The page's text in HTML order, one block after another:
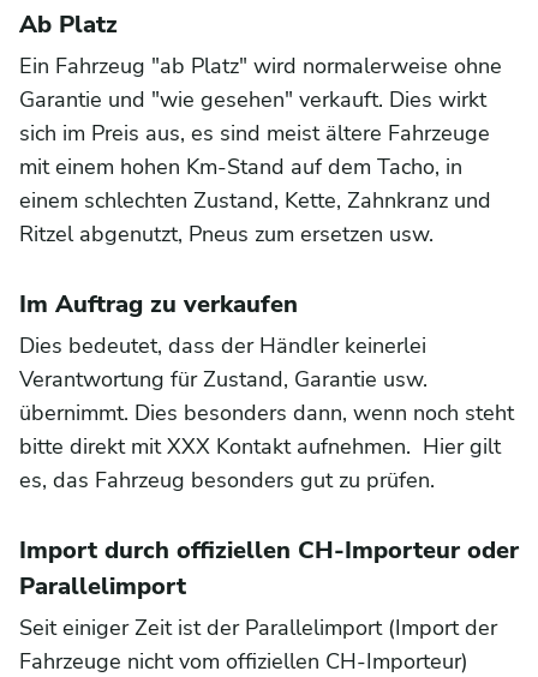
Ab Platz
Ein Fahrzeug "ab Platz" wird normalerweise ohne
Garantie und "wie gesehen" verkauft. Dies wirkt
sich im Preis aus, es sind meist ältere Fahrzeuge
mit einem hohen Km-Stand auf dem Tacho, in
einem schlechten Zustand, Kette, Zahnkranz und
Ritzel abgenutzt, Pneus zum ersetzen usw.
Im Auftrag zu verkaufen
Dies bedeutet, dass der Händler keinerlei
Verantwortung für Zustand, Garantie usw.
übernimmt. Dies besonders dann, wenn noch steht
bitte direkt mit XXX Kontakt aufnehmen. Hier gilt
es, das Fahrzeug besonders gut zu prüfen.
Import durch offiziellen CH-Importeur oder
Parallelimport
Seit einiger Zeit ist der Parallelimport (Import der
Fahrzeuge nicht vom offiziellen CH-Importeur)